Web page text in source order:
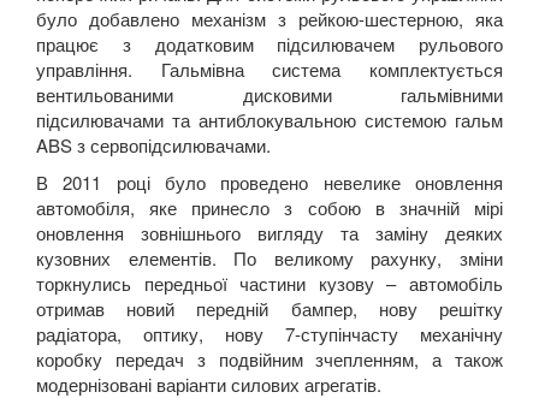
було добавлено механізм з рейкою-шестерною, яка
працює з додатковим підсилювачем рульового
управління. Гальмівна система комплектується
вентильованими дисковими гальмівними
підсилювачами та антиблокувальною системою гальм
ABSз сервопідсилювачами.
В 2011 році було проведено невелике оновлення
автомобіля, яке принесло з собою в значній мірі
оновлення зовнішнього вигляду та заміну деяких
кузовних елементів. По великому рахунку, зміни
торкнулись передньої частини кузову – автомобіль
отримав новий передній бампер, нову решітку
радіатора, оптику, нову 7-ступінчасту механічну
коробку передач з подвійним зчепленням, а також
модернізовані варіанти силових агрегатів.